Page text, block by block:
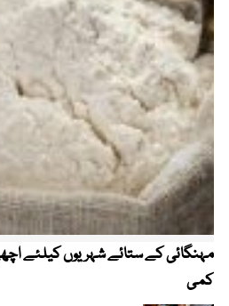
مہنگائی کے ستائے شہریوں کیلئے
کمی